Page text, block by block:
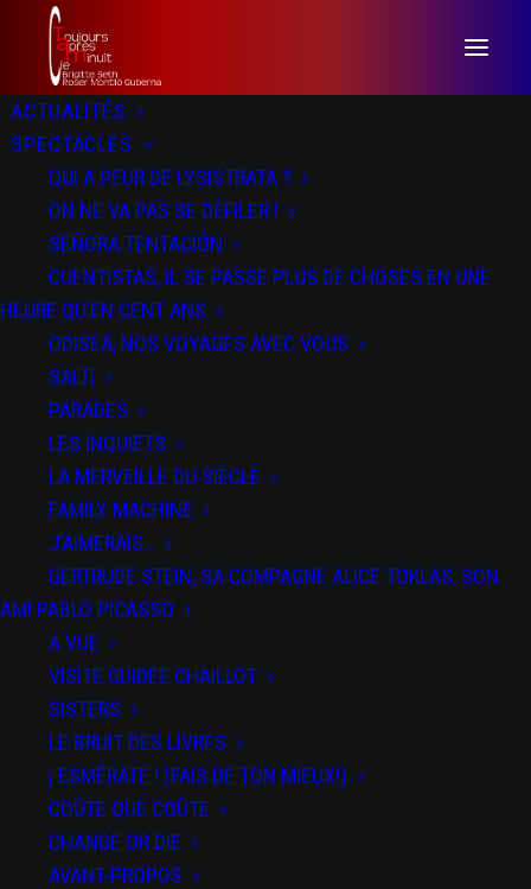
ACTUALITÉS
SPECTACLES
QUI A PEUR DE LYSISTRATA ?
ON NE VA PAS SE DÉFILER !
SEÑORA TENTACIÓN
CUENTISTAS, IL SE PASSE PLUS DE CHOSES EN UNE
HEURE QU’EN CENT ANS
ODISEA, NOS VOYAGES AVEC VOUS
SALTI
PARADES
LES INQUIETS
LA MERVEILLE DU SIÈCLE
FAMILY MACHINE
J’AIMERAIS…
GERTRUDE STEIN, SA COMPAGNE ALICE TOKLAS, SON
AMI PABLO PICASSO
A VUE
VISITE GUIDÉE CHAILLOT
SISTERS
LE BRUIT DES LIVRES
¡ ESMÉRATE ! (FAIS DE TON MIEUX!)
COÛTE QUE COÛTE
CHANGE OR DIE
AVANT-PROPOS
Odisea